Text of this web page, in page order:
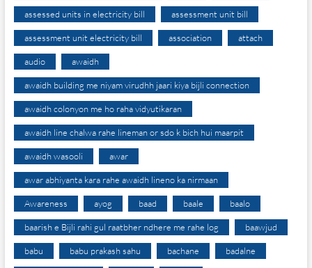
assessed units in electricity bill assessment unit bill
assessment unit electricity bill association attach
audio awaidh
awaidh building me niyam virudhh jaari kiya bijli connection
awaidh colonyon me ho raha vidyutikaran
awaidh line chalwa rahe lineman or sdo k bich hui maarpit
awaidh wasooli awar
awar abhiyanta kara rahe awaidh lineno ka nirmaan
Awareness ayog baad baale baalo
baarish e Bijli rahi gul raatbher ndhere me rahe log baawjud
babu babu prakash sahu bachane badalne